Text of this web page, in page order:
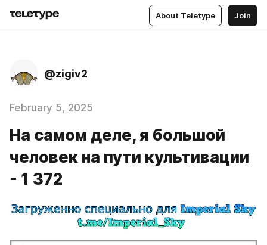
About Teletype Join
@zigiv2
February 5, 2025
На самом деле, я большой
человек на пути культивации
- 1 372